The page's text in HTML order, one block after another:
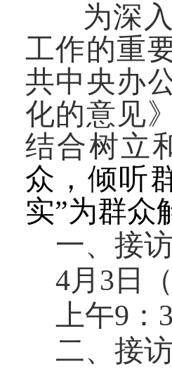
为深
工作的重
共中央办
化的意见
结合树立
众，倾听
实”为群众
一、接
4月3日
上午9
二、接